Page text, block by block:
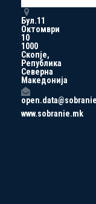
Бул.11
Октомври
10
1000
Скопје,
Република
Северна
Македонија
www.sobranie.mk